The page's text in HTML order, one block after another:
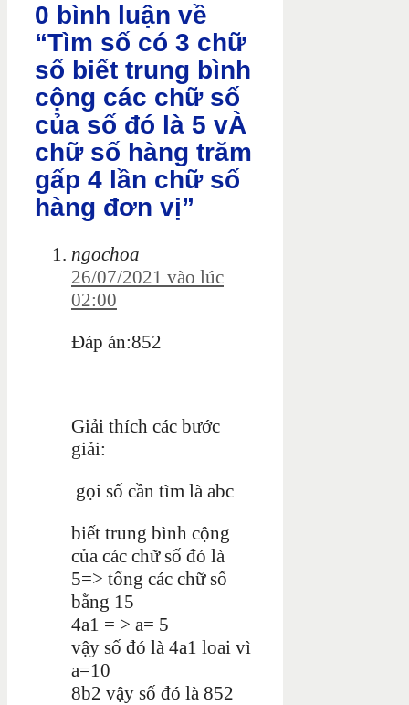
0 bình luận về
“Tìm số có 3 chữ
số biết trung bình
cộng các chữ số
của số đó là 5 vÀ
chữ số hàng trăm
gấp 4 lần chữ số
hàng đơn vị”
ngochoa
26/07/2021 vào lúc
02:00
Đáp án:852
Giải thích các bước
giải:
gọi số cần tìm là abc
biết trung bình cộng
của các chữ số đó là
5=> tổng các chữ số
bằng 15
4a1 = > a= 5
vậy số đó là 4a1 loai vì
a=10
8b2 vậy số đó là 852